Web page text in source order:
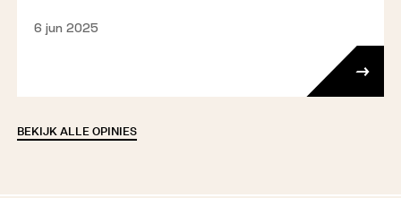
6 jun 2025
BEKIJK ALLE OPINIES